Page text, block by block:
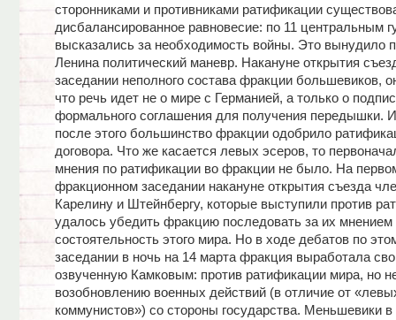
сторонниками и противниками ратификации
дисбалансированное равновесие: по 11 центральным
высказались за необходимость войны. Это вынудило
Ленина политический маневр. Накануне открытия
заседании неполного состава фракции большевиков,
что речь идет не о мире с Германией, а только о
формального соглашения для получения передышки.
после этого большинство фракции одобрило
договора. Что же касается левых эсеров, то
мнения по ратификации во фракции не было. На
фракционном заседании накануне открытия съезда
Карелину и Штейнбергу, которые выступили против
удалось убедить фракцию последовать за их мнением
состоятельность этого мира. Но в ходе дебатов по
заседании в ночь на 14 марта фракция выработала
озвученную Камковым: против ратификации мира, но
возобновлению военных действий (в отличие от
коммунистов») со стороны государства. Меньшевики